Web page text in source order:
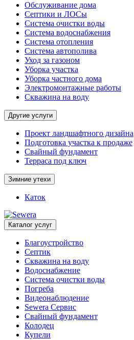
Обслуживание дома
Септики и ЛОСы
Система очистки воды
Система водоснабжения
Система отопления
Система автополива
Уход за газоном
Уборка участка
Уборка частного дома
Электромонтажные работы
Скважина на воду
Другие услуги
Проект ландшафтного дизайна
Подготовка участка к продаже
Свайный фундамент
Терраса под ключ
Зимние утехи
Каток
Каталог услуг
Благоустройство
Септик
Скважина на воду
Водоснабжение
Система очистки воды
Погреба
Видеонаблюдение
Sewera Сервис
Свайный фундамент
Колодец
Купели